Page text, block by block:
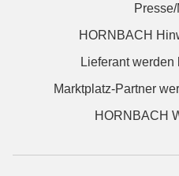
HORNBACH
Lieferant
Marktplatz-Partner
HORNBACH